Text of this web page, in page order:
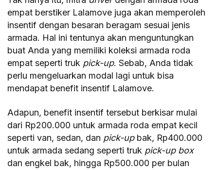
empat berstiker Lalamove juga akan memperoleh
insentif dengan besaran beragam sesuai jenis
armada. Hal ini tentunya akan menguntungkan
buat Anda yang memiliki koleksi armada roda
empat seperti truk pick-up. Sebab, Anda tidak
perlu mengeluarkan modal lagi untuk bisa
mendapat benefit insentif Lalamove.
Adapun, benefit insentif tersebut berkisar mulai
dari Rp200.000 untuk armada roda empat kecil
seperti van, sedan, dan pick-up bak, Rp400.000
untuk armada sedang seperti truk pick-up box
dan engkel bak, hingga Rp500.000 per bulan